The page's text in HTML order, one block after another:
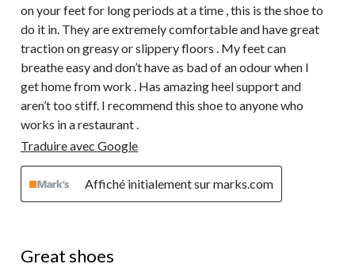
on your feet for long periods at a time , this is the shoe to
do it in. They are extremely comfortable and have great
traction on greasy or slippery floors . My feet can
breathe easy and don’t have as bad of an odour when I
get home from work . Has amazing heel support and
aren’t too stiff. I recommend this shoe to anyone who
works in a restaurant .
Traduire avec Google
Affiché initialement sur marks.com
Great shoes